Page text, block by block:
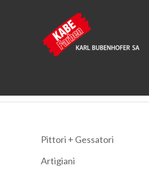
Pittori + Gessatori
Artigiani